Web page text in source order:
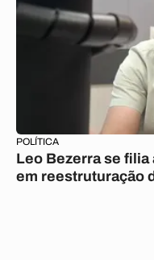
POLÍTICA
Leo Bezerra se filia
em reestruturação